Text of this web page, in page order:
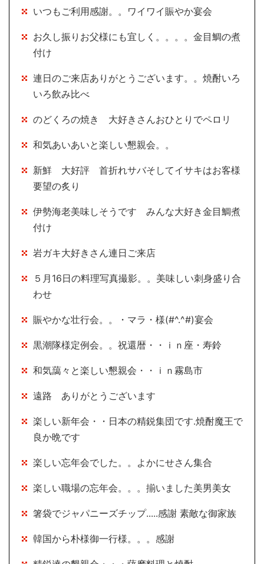
いつもご利用感謝。。ワイワイ賑やか宴会
お久し振りお父様にも宜しく。。。。金目鯛の煮
付け
連日のご来店ありがとうございます。。焼酎いろ
いろ飲み比べ
のどくろの焼き 大好きさんおひとりでペロリ
和気あいあいと楽しい懇親会。。
新鮮 大好評 首折れサバそしてイサキはお客様
要望の炙り
伊勢海老美味しそうです みんな大好き金目鯛煮
付け
岩ガキ大好きさん連日ご来店
５月16日の料理写真撮影。。美味しい刺身盛り合
わせ
賑やかな壮行会。。・マラ・様(#^.^#)宴会
黒潮隊様定例会。。祝還暦・・ｉｎ座・寿鈴
和気藹々と楽しい懇親会・・ｉｎ霧島市
遠路 ありがとうございます
楽しい新年会・・日本の精鋭集団です.焼酎魔王で
良か晩です
楽しい忘年会でした。。よかにせさん集合
楽しい職場の忘年会。。。揃いました美男美女
箸袋でジャパニーズチップ.....感謝 素敵な御家族
韓国から朴様御一行様。。。感謝